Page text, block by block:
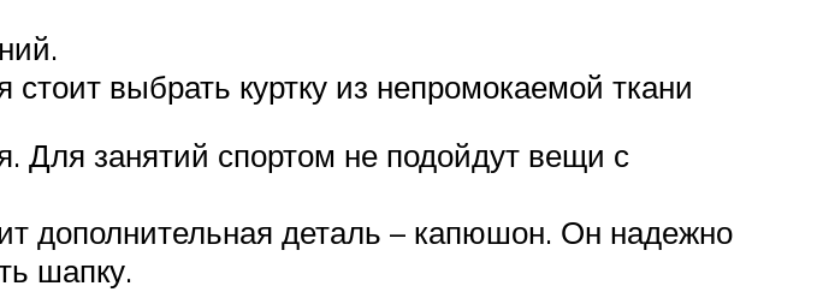
выбрать куртку из непромокаемой ткани
Для занятий спортом не подойдут вещи с
дополнительная деталь – капюшон. Он надежно
шапку.